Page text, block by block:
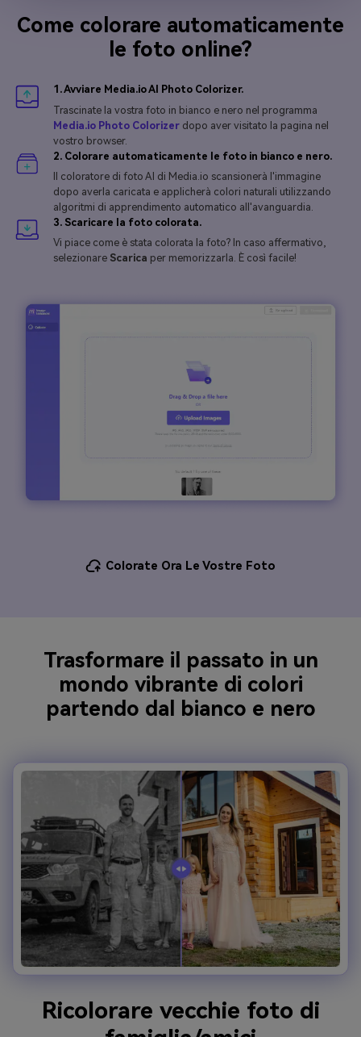
Come colorare automaticamente
le foto online?
1. Avviare Media.io AI Photo Colorizer.
Trascinate la vostra foto in bianco e nero nel programma
Media.io Photo Colorizer dopo aver visitato la pagina nel
vostro browser.
2. Colorare automaticamente le foto in bianco e nero.
Il coloratore di foto AI di Media.io scansionerà l'immagine
dopo averla caricata e applicherà colori naturali utilizzando
algoritmi di apprendimento automatico all'avanguardia.
3. Scaricare la foto colorata.
Vi piace come è stata colorata la foto? In caso affermativo,
selezionare Scarica per memorizzarla. È così facile!
Colorate Ora Le Vostre Foto
Trasformare il passato in un
mondo vibrante di colori
partendo dal bianco e nero
Ricolorare vecchie foto di